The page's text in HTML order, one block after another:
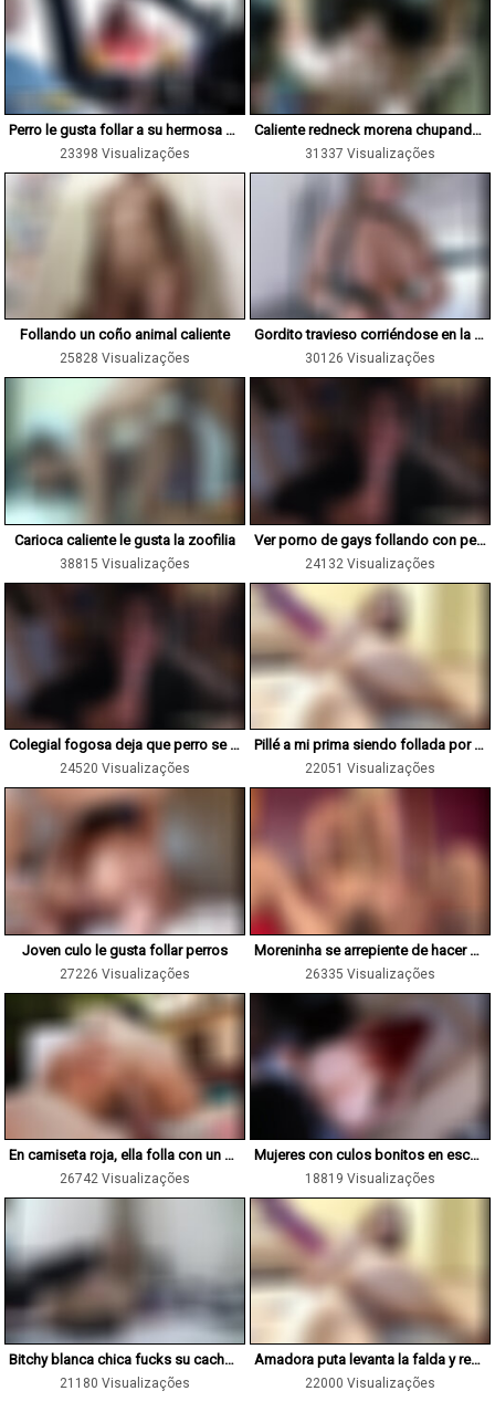
Perro le gusta follar a su hermosa dueña guarra
23398 Visualizações
Caliente redneck morena chupando caballo
31337 Visualizações
Follando un coño animal caliente
25828 Visualizações
Gordito travieso corriéndose en la boca del perro
30126 Visualizações
Carioca caliente le gusta la zoofilia
38815 Visualizações
Ver porno de gays follando con perros
24132 Visualizações
Colegial fogosa deja que perro se meta con todo
24520 Visualizações
Pillé a mi prima siendo follada por el perrito
22051 Visualizações
Joven culo le gusta follar perros
27226 Visualizações
Moreninha se arrepiente de hacer el amor con un perro
26335 Visualizações
En camiseta roja, ella folla con un perro
26742 Visualizações
Mujeres con culos bonitos en escenas caseras de zoo
18819 Visualizações
Bitchy blanca chica fucks su cachonda perra
21180 Visualizações
Amadora puta levanta la falda y recibe una pollita animal
22000 Visualizações